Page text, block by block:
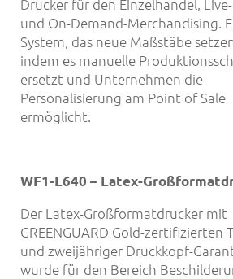
Drucker für den Einzelhandel,
und On-Demand-Merchandising.
System, das neue Maßstäbe
indem es manuelle
ersetzt und Unternehmen die
Personalisierung am Point of Sale
ermöglicht.
WF1-L640 – Latex-
Der Latex-Großformatdrucker mit
GREENGUARD Gold-zertifizierten
und zweijähriger Druckkopf-
wurde für den Bereich